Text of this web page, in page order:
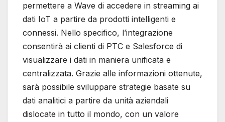
permettere a Wave di accedere in streaming ai
dati IoT a partire da prodotti intelligenti e
connessi. Nello specifico, l’integrazione
consentirà ai clienti di PTC e Salesforce di
visualizzare i dati in maniera unificata e
centralizzata. Grazie alle informazioni ottenute,
sarà possibile sviluppare strategie basate su
dati analitici a partire da unità aziendali
dislocate in tutto il mondo, con un valore